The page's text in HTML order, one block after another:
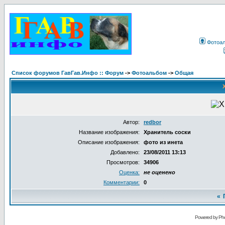
Список форумов ГавГав.Инфо :: Форум -> Фотоальбом -> Общая
Автор:
redbor
Название изображения:
Хранитель соски
Описание изображения:
фото из инета
Добавлено:
23/08/2011 13:13
Просмотров:
34906
Оценка:
не оценено
Комментарии:
0
«
Powered by